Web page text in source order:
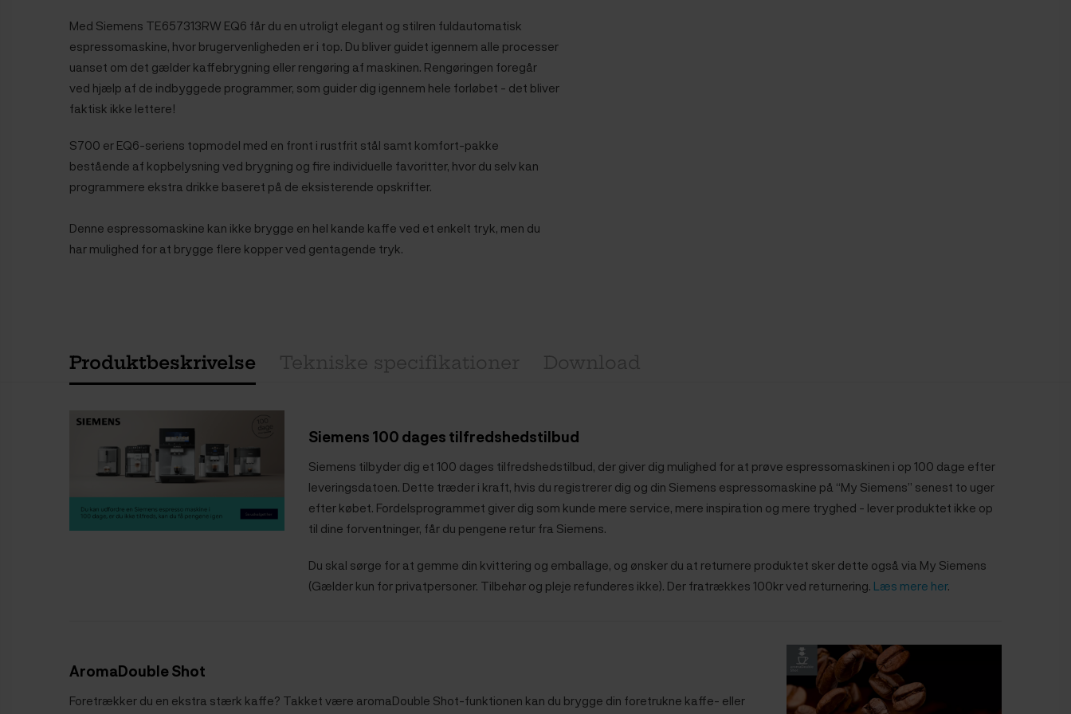
Med Siemens TE657313RW EQ6 får du en utroligt elegant og stilren fuldautomatisk
espressomaskine, hvor brugervenligheden er i top. Du bliver guidet igennem alle processer
uanset om det gælder kaffebrygning eller rengøring af maskinen. Rengøringen foregår
ved hjælp af de indbyggede programmer, som guider dig igennem hele forløbet - det bliver
faktisk ikke lettere!
S700 er EQ6-seriens topmodel med en front i rustfrit stål samt komfort-pakke
bestående af kopbelysning ved brygning og fire individuelle favoritter, hvor du selv kan
programmere ekstra drikke baseret på de eksisterende opskrifter.
Denne espressomaskine kan ikke brygge en hel kande kaffe ved et enkelt tryk, men du
har mulighed for at brygge flere kopper ved gentagende tryk.
Produktbeskrivelse Tekniske specifikationer Download
Siemens 100 dages tilfredshedstilbud
Siemens tilbyder dig et 100 dages tilfredshedstilbud, der giver dig mulighed for at prøve espressomaskinen i op 100 dage efter
leveringsdatoen. Dette træder i kraft, hvis du registrerer dig og din Siemens espressomaskine på “My Siemens” senest to uger
efter købet. Fordelsprogrammet giver dig som kunde mere service, mere inspiration og mere tryghed - lever produktet ikke op
til dine forventninger, får du pengene retur fra Siemens.
Du skal sørge for at gemme din kvittering og emballage, og ønsker du at returnere produktet sker dette også via My Siemens
(Gælder kun for privatpersoner. Tilbehør og pleje refunderes ikke). Der fratrækkes 100kr ved returnering. Læs mere her.
AromaDouble Shot
Foretrækker du en ekstra stærk kaffe? Takket være aromaDouble Shot-funktionen kan du brygge din foretrukne kaffe- eller